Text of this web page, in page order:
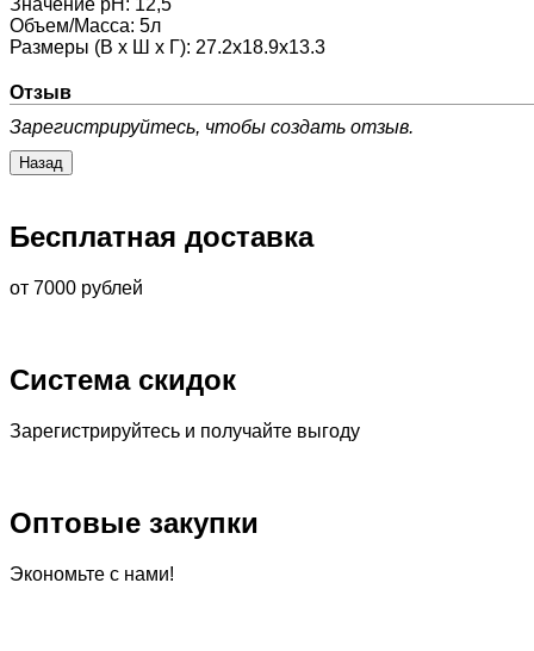
Значение pH : 12,5
Объем/Масса: 5л
Размеры (В х Ш х Г): 27.2x18.9x13.3
Отзыв
Зарегистрируйтесь, чтобы создать отзыв.
Бесплатная доставка
от 7000 рублей
Система скидок
Зарегистрируйтесь и получайте выгоду
Оптовые закупки
Экономьте с нами!